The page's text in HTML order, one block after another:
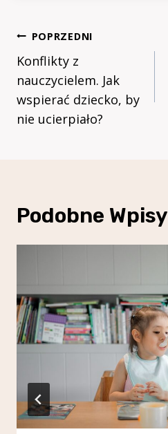
Nawigacja
Wpisu
POPRZEDNI
Konflikty z
nauczycielem. Jak
wspierać dziecko, by
nie ucierpiało?
Podobne Wpisy